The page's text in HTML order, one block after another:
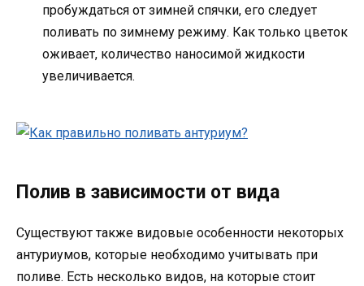
пробуждаться от зимней спячки, его следует
поливать по зимнему режиму. Как только цветок
оживает, количество наносимой жидкости
увеличивается.
Полив в зависимости от вида
Существуют также видовые особенности некоторых
антуриумов, которые необходимо учитывать при
поливе. Есть несколько видов, на которые стоит